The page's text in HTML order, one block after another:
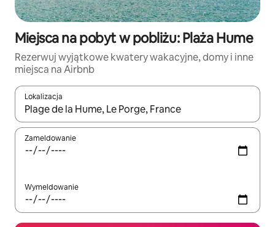
Miejsca na pobyt w pobliżu: Plaża Hume
Rezerwuj wyjątkowe kwatery wakacyjne, domy i inne
miejsca na Airbnb
Lokalizacja
Gdy wyniki będą dostępne, możesz poruszać się po nich za
Zameldowanie
Wymeldowanie